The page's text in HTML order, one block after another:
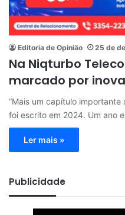
Editoria de Opinião 25 de
Na Niqturbo
marcado por
“Mais um capítulo
foi escrito em 2024. Um ano
Ler mais »
Publicidade